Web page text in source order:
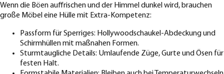
Wenn die Böen auffrischen und der Himmel dunkel wird, brauchen
große Möbel eine Hülle mit Extra-Kompetenz:
Passform für Sperriges: Hollywoodschaukel-Abdeckung und
Schirmhüllen mit maßnahen Formen.
Sturmtaugliche Details: Umlaufende Züge, Gurte und Ösen für
festen Halt.